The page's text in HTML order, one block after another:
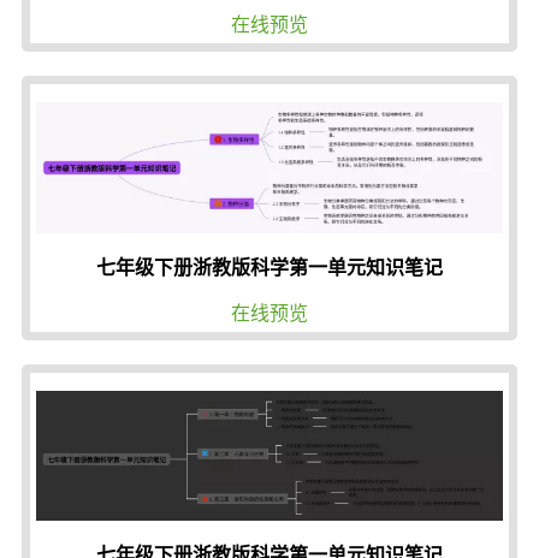
在线预览
七年级下册浙教版科学第一单元知识笔记
在线预览